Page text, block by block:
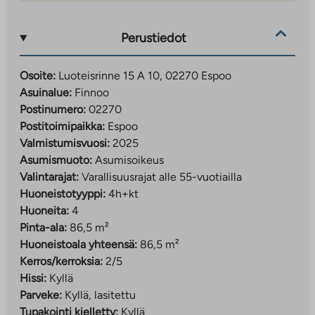
kulkuyhteyksien äärellä
Luoteisrinne 15 asumisoikeusasunnot sijaitsevat
Finnoon uudessa kaupunginosassa, jonka keskus on
metroaseman ympärillä. Merihenkisestä alueesta tulee
valmistuessaan 17 000 asukkaan kaupunginosa, jonka
korkeat rakennukset muodostavat omaleimaisen
miljöön.
Liikenneyhteydet alueelta ovat loistavat, sillä
Länsiväylälle ajaa muutamassa minuutissa ja metrolla
pääsee matkustamaan kätevästi. Finnoossa
panostetaan myös sujuviin pyöräily-yhteyksiin ja
vehreisiin pyöräreitteihin. Alueelle tulee kattavat
palvelut ja lapsiperheiden arkea helpottamaan on
kaavailtu kahta yhtenäiskoulua ja useita päiväkoteja.
Matinkylän, Espoonlahden ja Merituulentien
ympäristön palveluihin on muutamien minuuttien
Perustiedot
Osoite: Luoteisrinne 15 A 10, 02270 Espoo
Asuinalue: Finnoo
Postinumero: 02270
Postitoimipaikka: Espoo
Valmistumisvuosi: 2025
Asumismuoto: Asumisoikeus
Valintarajat: Varallisuusrajat alle 55-vuotiailla
Huoneistotyyppi: 4h+kt
Huoneita: 4
Pinta-ala: 86,5 m²
Huoneistoala yhteensä: 86,5 m²
Kerros/kerroksia: 2/5
Hissi: Kyllä
Parveke: Kyllä, lasitettu
Tupakointi kielletty: Kyllä